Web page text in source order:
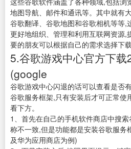
地图导航、邮件和通讯等。其中就有
谷歌翻译、谷歌地图和谷歌相机等等,
更好地组织、管理和利用互联网资源,
要的朋友可以根据自己的需求选择下
5.谷歌游戏中心官方下载
(google
谷歌游戏中心闪退的话可以查看是否
谷歌服务框架,只有安装后才可正常使
看下方。
1、首先在自己的手机软件商店中搜
称不一致,但是功能都是安装谷歌服务
及华为应用商店为例)